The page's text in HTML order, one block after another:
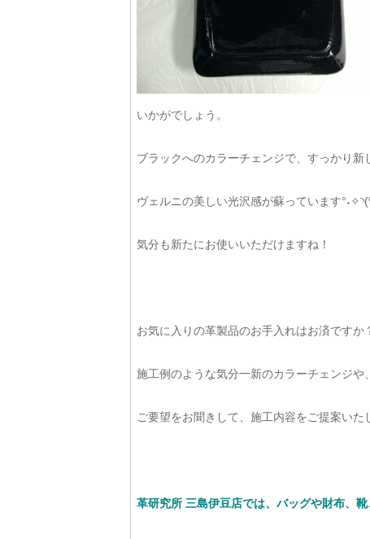
いかがでしょう。
ブラックへのカラーチェンジで、すっかり新
ヴェルニの美しい光沢感が蘇っています
気分も新たにお使いいただけますね！
お気に入りの革製品のお手入れはお済ですか
施工例のような気分一新のカラーチェンジや
ご要望をお聞きして、施工内容をご提案いた
革研究所 三島伊豆店では、バッグや財布、靴